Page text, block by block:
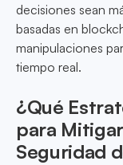
decisiones sean
basadas en
manipulaciones
tiempo real.
¿Qué
para
Seguridad